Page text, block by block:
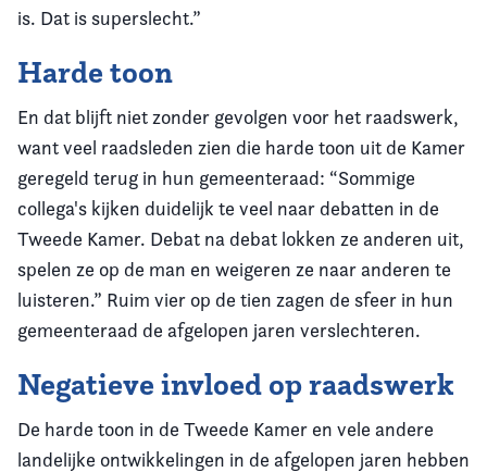
is. Dat is superslecht.”
Harde toon
En dat blijft niet zonder gevolgen voor het raadswerk,
want veel raadsleden zien die harde toon uit de Kamer
geregeld terug in hun gemeenteraad: “Sommige
collega's kijken duidelijk te veel naar debatten in de
Tweede Kamer. Debat na debat lokken ze anderen uit,
spelen ze op de man en weigeren ze naar anderen te
luisteren.” Ruim vier op de tien zagen de sfeer in hun
gemeenteraad de afgelopen jaren verslechteren.
Negatieve invloed op raadswerk
De harde toon in de Tweede Kamer en vele andere
landelijke ontwikkelingen in de afgelopen jaren hebben